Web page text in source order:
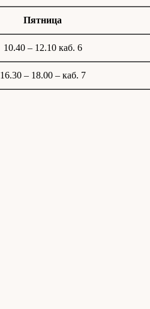
Пятница
10.40 – 12.10 каб. 6
16.30 – 18.00 – каб. 7